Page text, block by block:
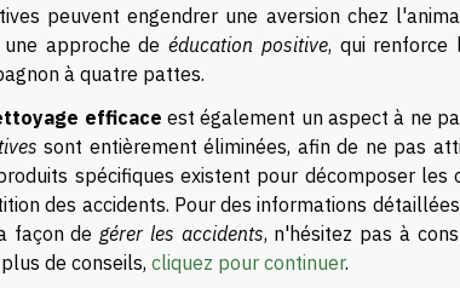
peuvent engendrer une aversion chez
approche de éducation positive, qui renforce
à quatre pattes.
efficace est également un aspect à ne
sont entièrement éliminées, afin de ne pas
spécifiques existent pour décomposer
des accidents. Pour des informations
façon de gérer les accidents, n'hésitez pas à
de conseils, cliquez pour continuer.